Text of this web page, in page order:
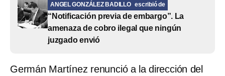
ANGEL GONZÁLEZ BADILLO escribió de
“Notificación previa de embargo”. La
amenaza de cobro ilegal que ningún
juzgado envió
Germán Martínez renunció a la dirección del